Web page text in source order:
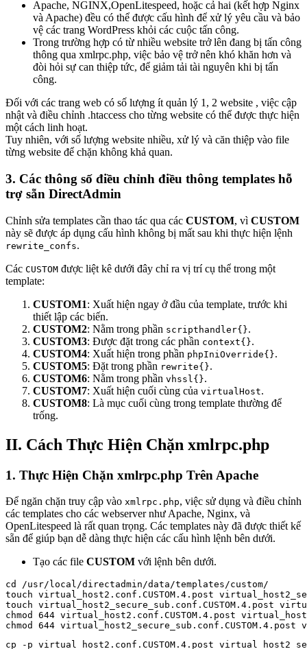
Apache, NGINX,OpenLitespeed, hoặc cả hai (kết hợp Nginx
và Apache) đều có thể được cấu hình để xử lý yêu cầu và bảo
vệ các trang WordPress khỏi các cuộc tấn công.
Trong trường hợp có từ nhiều website trở lên đang bị tấn công
thông qua xmlrpc.php, việc bảo vệ trở nên khó khăn hơn và
đòi hỏi sự can thiệp tức, để giảm tải tài nguyên khi bị tấn
công.
Đối với các trang web có số lượng ít quản lý 1, 2 website , việc cập
nhật và điều chỉnh .htaccess cho từng website có thể được thực hiện
một cách linh hoạt.
Tuy nhiên, với số lượng website nhiều, xử lý và căn thiệp vào file
từng website để chặn không khả quan.
3. Các thông số điều chỉnh điều thông templates hỗ
trợ sẵn DirectAdmin
Chỉnh sửa templates cần thao tác qua các CUSTOM, vì CUSTOM
này sẽ được áp dụng cấu hình không bị mất sau khi thực hiện lệnh
rewrite_confs.
Các CUSTOM được liệt kê dưới đây chỉ ra vị trí cụ thể trong một
template:
CUSTOM1: Xuất hiện ngay ở đầu của template, trước khi
thiết lập các biến.
CUSTOM2: Nằm trong phần scripthandler{}.
CUSTOM3: Được đặt trong các phần context{}.
CUSTOM4: Xuất hiện trong phần phpIniOverride{}.
CUSTOM5: Đặt trong phần rewrite{}.
CUSTOM6: Nằm trong phần vhssl{}.
CUSTOM7: Xuất hiện cuối cùng của virtualHost.
CUSTOM8: Là mục cuối cùng trong template thường để
trống.
II. Cách Thực Hiện Chặn xmlrpc.php
1. Thực Hiện Chặn xmlrpc.php Trên Apache
Để ngăn chặn truy cập vào xmlrpc.php, việc sử dụng và điều chỉnh
các templates cho các webserver như Apache, Nginx, và
OpenLitespeed là rất quan trọng. Các templates này đã được thiết kế
sẵn để giúp bạn dễ dàng thực hiện các cấu hình lệnh bên dưới.
Tạo các file CUSTOM với lệnh bên dưới.
cd /usr/local/directadmin/data/templates/custom/
touch virtual_host2.conf.CUSTOM.4.post
touch virtual_host2_secure_sub.conf.CUSTOM.4.post
chmod 644 virtual_host2.conf.CUSTOM.4.post
cp -p virtual_host2.conf.CUSTOM.4.post